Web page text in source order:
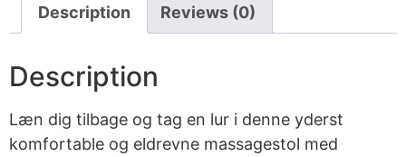
Description Reviews (0)
Description
Læn dig tilbage og tag en lur i denne yderst
komfortable og eldrevne massagestol med